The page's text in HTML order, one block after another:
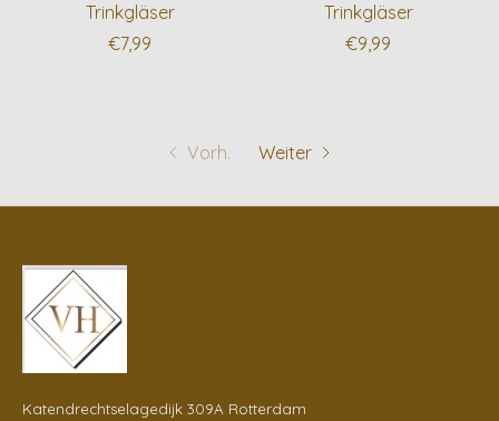
Trinkgläser
€7,99
Trinkgläser
€9,99
Vorh. Weiter
Katendrechtselagedijk 309A Rotterdam